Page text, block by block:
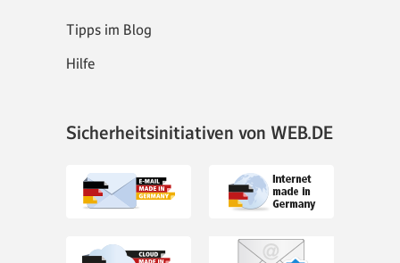
Tipps im Blog
Hilfe
Sicherheitsinitiativen von WEB.DE